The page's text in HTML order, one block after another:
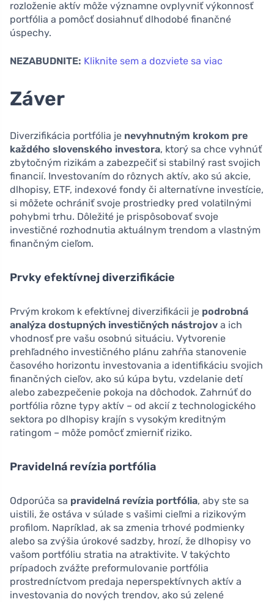
rozloženie aktív môže významne ovplyvniť výkonnosť
portfólia a pomôcť dosiahnuť dlhodobé finančné
úspechy.
NEZABUDNITE: Kliknite sem a dozviete sa viac
Záver
Diverzifikácia portfólia je nevyhnutným krokom pre
každého slovenského investora, ktorý sa chce vyhnúť
zbytočným rizikám a zabezpečiť si stabilný rast svojich
financií. Investovaním do rôznych aktív, ako sú akcie,
dlhopisy, ETF, indexové fondy či alternatívne investície,
si môžete ochrániť svoje prostriedky pred volatilnými
pohybmi trhu. Dôležité je prispôsobovať svoje
investičné rozhodnutia aktuálnym trendom a vlastným
finančným cieľom.
Prvky efektívnej diverzifikácie
Prvým krokom k efektívnej diverzifikácii je podrobná
analýza dostupných investičných nástrojov a ich
vhodnosť pre vašu osobnú situáciu. Vytvorenie
prehľadného investičného plánu zahŕňa stanovenie
časového horizontu investovania a identifikáciu svojich
finančných cieľov, ako sú kúpa bytu, vzdelanie detí
alebo zabezpečenie pokoja na dôchodok. Zahrnúť do
portfólia rôzne typy aktív – od akcií z technologického
sektora po dlhopisy krajín s vysokým kreditným
ratingom – môže pomôcť zmierniť riziko.
Pravidelná revízia portfólia
Odporúča sa pravidelná revízia portfólia, aby ste sa
uistili, že ostáva v súlade s vašimi cieľmi a rizikovým
profilom. Napríklad, ak sa zmenia trhové podmienky
alebo sa zvýšia úrokové sadzby, hrozí, že dlhopisy vo
vašom portfóliu stratia na atraktivite. V takýchto
prípadoch zvážte preformulovanie portfólia
prostredníctvom predaja neperspektívnych aktív a
investovania do nových trendov, ako sú zelené